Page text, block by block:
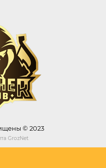
© 2023
GrozNet